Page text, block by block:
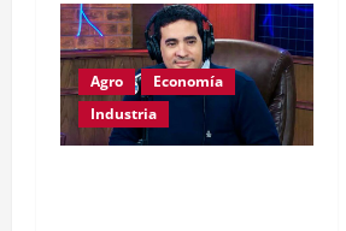
Agro
Economía
Industria